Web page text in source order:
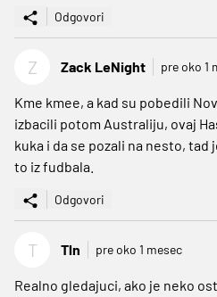
Odgovori
Z Zack LeNight pre oko 1
Kme kmee, a kad su pobedili
izbacili potom Australiju, ovaj
kuka i da se pozali na nesto, tad
to iz fudbala.
Odgovori
T Tln pre oko 1 mesec
Realno gledajuci, ako je neko